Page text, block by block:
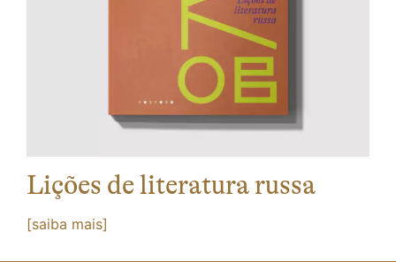
Lições de literatura russa
[saiba mais]